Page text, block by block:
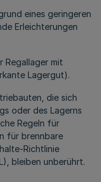
eines geringeren
Erleichterungen
Regallager mit
Lagergut).
die sich
oder des Lagerns
Regeln für
für brennbare
Richtlinie
bleiben unberührt.